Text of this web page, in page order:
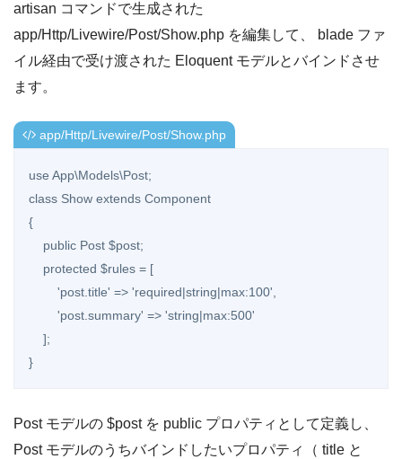
artisan コマンドで生成された
app/Http/Livewire/Post/Show.php を編集して、 blade ファ
イル経由で受け渡された Eloquent モデルとバインドさせ
ます。
app/Http/Livewire/Post/Show.php
use App\Models\Post;
class Show extends Component
{
}
Post モデルの $post を public プロパティとして定義し、
Post モデルのうちバインドしたいプロパティ（ title と